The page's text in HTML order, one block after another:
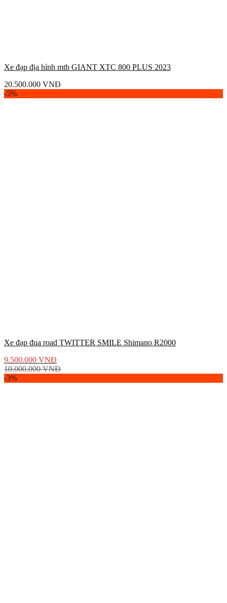
Xe đạp địa hình mtb GIANT XTC 800 PLUS 2023
20.500.000 VNĐ
-5%
Xe đạp đua road TWITTER SMILE Shimano R2000
9.500.000 VNĐ
10.000.000VNĐ
-3%